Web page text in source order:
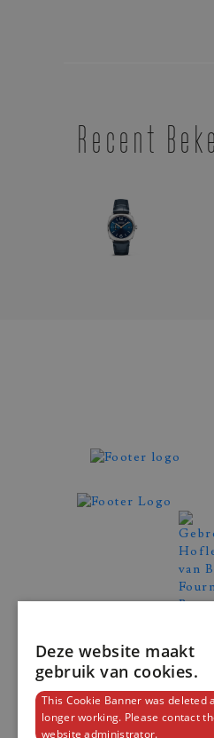
Recent
Deze website maakt
gebruik van cookies.
This Cookie Banner was deleted
longer working. Please contact
website administrator.